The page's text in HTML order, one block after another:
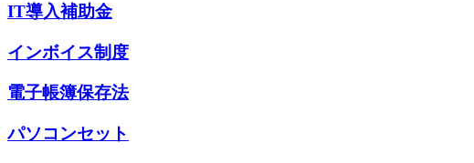
IT導入補助金
インボイス制度
電子帳簿保存法
パソコンセット